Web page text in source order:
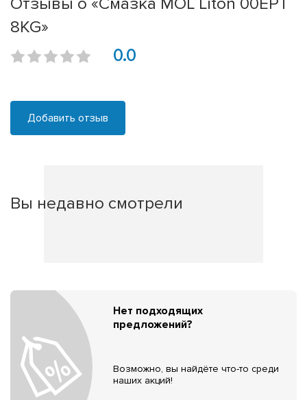
8KG»
0.0
Добавить отзыв
Вы недавно смотрели
Нет подходящих
предложений?
Возможно, вы найдёте что-то среди
наших акций!